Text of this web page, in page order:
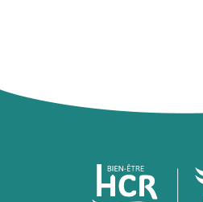
Pied de